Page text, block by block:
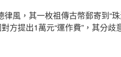
風，其一枚祖傳古幣郵寄到“
方提出1萬元“運作費”，其分歧